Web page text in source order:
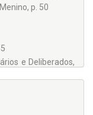
da conduta ética
sanções e com
ideal. Livre.
Produtiva.
fugir:
cidadão dá de
porção – ou para
p. 50
e Deliberados,